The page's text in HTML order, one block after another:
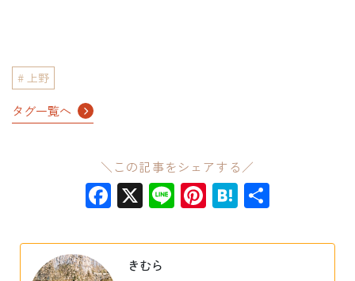
上野
タグ一覧へ
＼この記事をシェアする／
Facebook
X LinePinterest
Hatena
きむら